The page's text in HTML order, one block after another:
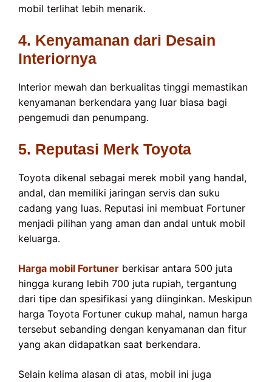
mobil terlihat lebih menarik.
4. Kenyamanan dari Desain
Interiornya
Interior mewah dan berkualitas tinggi memastikan
kenyamanan berkendara yang luar biasa bagi
pengemudi dan penumpang.
5. Reputasi Merk Toyota
Toyota dikenal sebagai merek mobil yang handal,
andal, dan memiliki jaringan servis dan suku
cadang yang luas. Reputasi ini membuat Fortuner
menjadi pilihan yang aman dan andal untuk mobil
keluarga.
Harga mobil Fortuner berkisar antara 500 juta
hingga kurang lebih 700 juta rupiah, tergantung
dari tipe dan spesifikasi yang diinginkan. Meskipun
harga Toyota Fortuner cukup mahal, namun harga
tersebut sebanding dengan kenyamanan dan fitur
yang akan didapatkan saat berkendara.
Selain kelima alasan di atas, mobil ini juga